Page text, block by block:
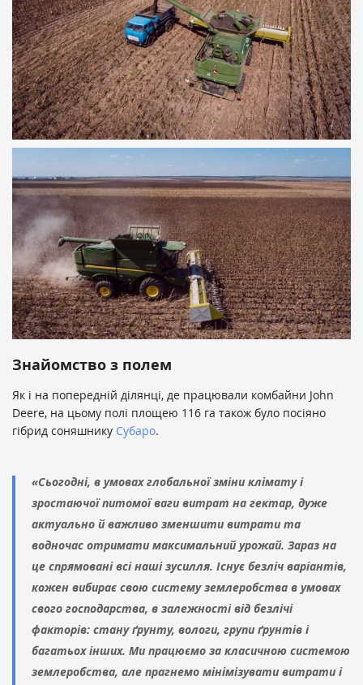
Знайомство з полем
Як і на попередній ділянці, де працювали комбайни John
Deere, на цьому полі площею 116 га також було посіяно
гібрид соняшнику Субаро.
«Сьогодні, в умовах глобальної зміни клімату і
зростаючої питомої ваги витрат на гектар, дуже
актуально й важливо зменшити витрати та
водночас отримати максимальний урожай. Зараз на
це спрямовані всі наші зусилля. Існує безліч варіантів,
кожен вибирає свою систему землеробства в умовах
свого господарства, в залежності від безлічі
факторів: стану ґрунту, вологи, групи ґрунтів і
багатьох інших. Ми працюємо за класичною системою
землеробства, але прагнемо мінімізувати витрати і